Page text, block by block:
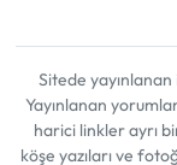
Sitede
Yayınlanan
harici linkler ayrı
köşe yazıları ve